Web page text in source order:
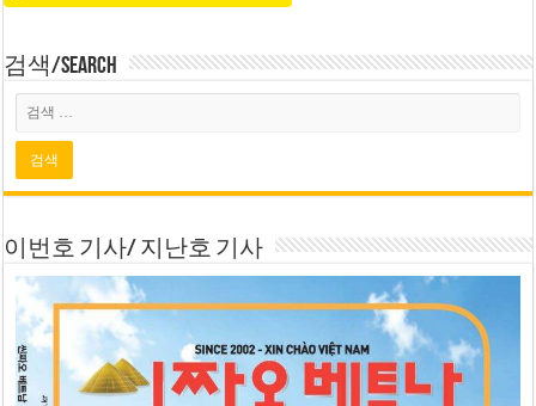
검색/Search
이번호 기사/ 지난호 기사